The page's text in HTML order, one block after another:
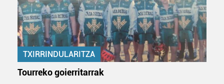
baliatzen gara. Ohar hau onartuz gero, teknologia hori
erabiltzeko baimen esplizitua ematen diguzu.Gehiago
irakurri
TXIRRINDULARITZA
Tourreko goierritarrak